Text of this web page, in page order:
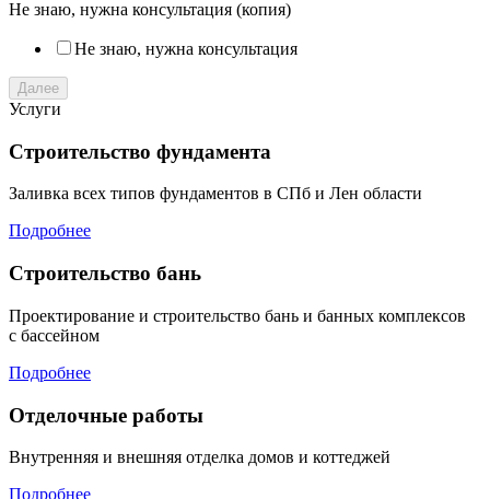
Не знаю, нужна консультация (копия)
Не знаю, нужна консультация
Далее
Услуги
Строительство фундамента
Заливка всех типов фундаментов в СПб и Лен области
Подробнее
Строительство бань
Проектирование и строительство бань и банных комплексов
с бассейном
Подробнее
Отделочные работы
Внутренняя и внешняя отделка домов и коттеджей
Подробнее